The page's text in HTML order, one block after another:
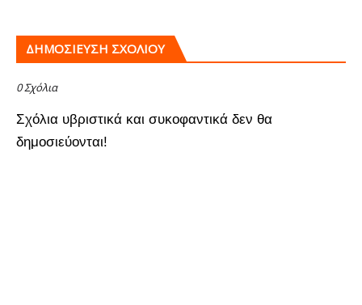
ΔΗΜΟΣΊΕΥΣΗ ΣΧΟΛΊΟΥ
0 Σχόλια
Σχόλια υβριστικά και συκοφαντικά δεν θα
δημοσιεύονται!